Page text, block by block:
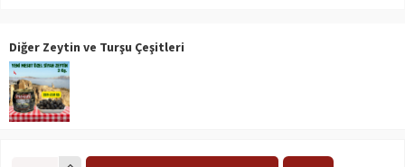
Diğer Zeytin ve Turşu Çeşitleri